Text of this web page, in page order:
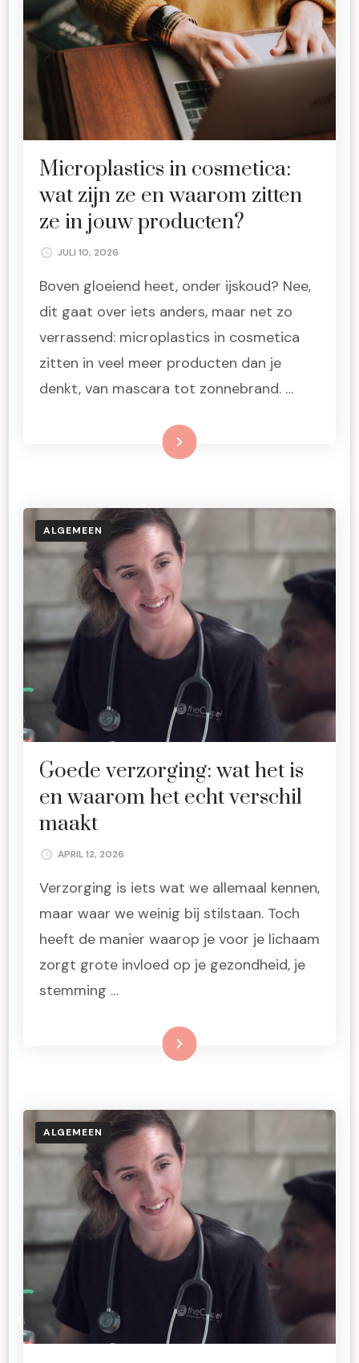
Microplastics in cosmetica:
wat zijn ze en waarom zitten
ze in jouw producten?
JULI 10, 2026
Boven gloeiend heet, onder ijskoud? Nee,
dit gaat over iets anders, maar net zo
verrassend: microplastics in cosmetica
zitten in veel meer producten dan je
denkt, van mascara tot zonnebrand. …
Lees meer
ALGEMEEN
Goede verzorging: wat het is
en waarom het echt verschil
maakt
APRIL 12, 2026
Verzorging is iets wat we allemaal kennen,
maar waar we weinig bij stilstaan. Toch
heeft de manier waarop je voor je lichaam
zorgt grote invloed op je gezondheid, je
stemming …
Lees meer
ALGEMEEN